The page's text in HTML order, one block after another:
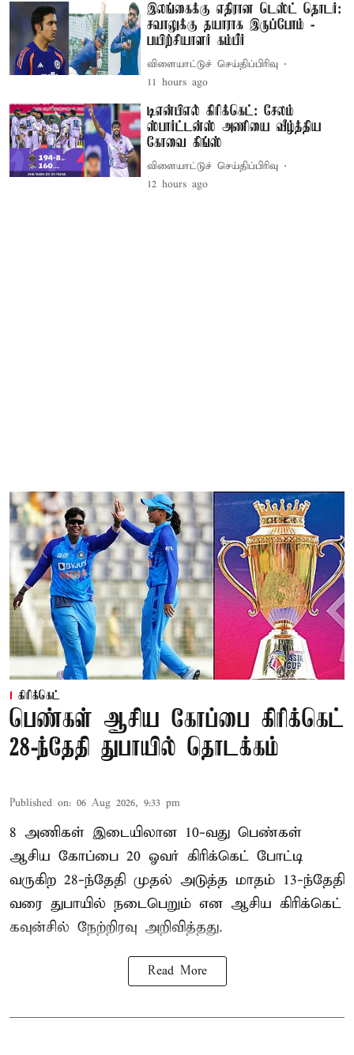
இலங்கைக்கு எதிரான டெஸ்ட் தொடர்:
சவாலுக்கு தயாராக இருப்போம் -
பயிற்சியாளர் கம்பீர்
விளையாட்டுச் செய்திப்பிரிவு
11 hours ago
டிஎன்பிஎல் கிரிக்கெட்: சேலம்
ஸ்பார்ட்டன்ஸ் அணியை வீழ்த்திய
கோவை கிங்ஸ்
விளையாட்டுச் செய்திப்பிரிவு
12 hours ago
கிரிக்கெட்
பெண்கள் ஆசிய கோப்பை கிரிக்கெட்
28-ந்தேதி துபாயில் தொடக்கம்
Published on: 06 Aug 2026, 9:33 pm
8 அணிகள் இடையிலான 10-வது பெண்கள்
ஆசிய கோப்பை 20 ஓவர் கிரிக்கெட் போட்டி
வருகிற 28-ந்தேதி முதல் அடுத்த மாதம் 13-ந்தேதி
வரை துபாயில் நடைபெறும் என ஆசிய கிரிக்கெட்
கவுன்சில் நேற்றிரவு அறிவித்தது.
Read More